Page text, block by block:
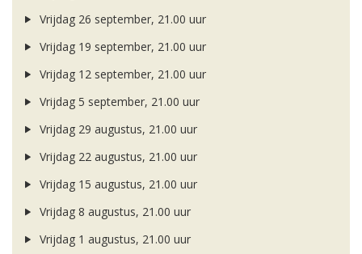
Vrijdag 26 september, 21.00 uur
Vrijdag 19 september, 21.00 uur
Vrijdag 12 september, 21.00 uur
Vrijdag 5 september, 21.00 uur
Vrijdag 29 augustus, 21.00 uur
Vrijdag 22 augustus, 21.00 uur
Vrijdag 15 augustus, 21.00 uur
Vrijdag 8 augustus, 21.00 uur
Vrijdag 1 augustus, 21.00 uur